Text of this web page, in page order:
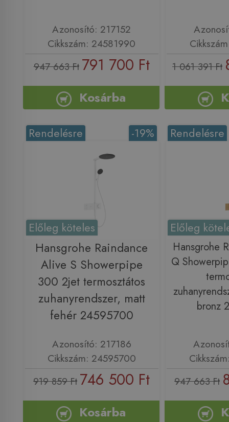
Azonosító: 217152
Cikkszám: 24581990
947 663 Ft 791 700 Ft
Kosárba
1 061 391 Ft
-19%
Rendelésre
Előleg köteles
Hansgrohe Raindance
Alive S Showerpipe
300 2jet termosztátos
zuhanyrendszer, matt
fehér 24595700
Azonosító: 217186
Cikkszám: 24595700
919 859 Ft 746 500 Ft
Kosárba
Rendelésre
Előleg
Hansgrohe
Q
bronz
947 663 Ft